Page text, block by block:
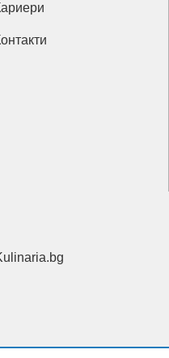
Кариери
Контакти
Kulinaria.bg